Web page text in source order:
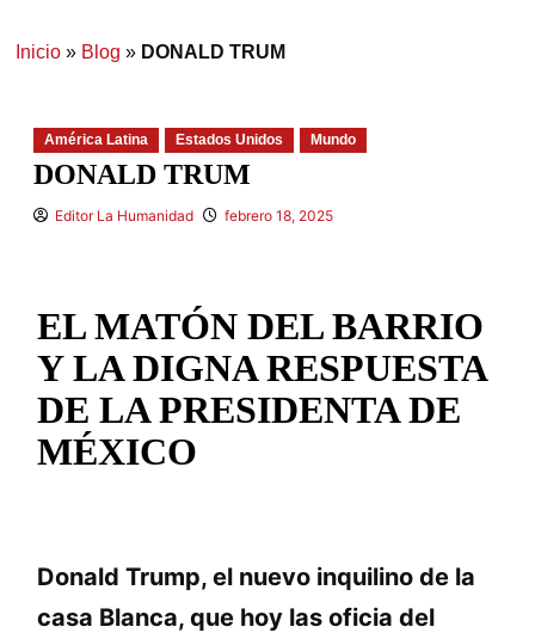
Inicio» Blog » DONALD TRUM
América Latina Estados Unidos Mundo
DONALD TRUM
Editor La Humanidad febrero 18, 2025
EL MATÓN DEL BARRIO
Y LA DIGNA RESPUESTA
DE LA PRESIDENTA DE
MÉXICO
Donald Trump, el nuevo inquilino de la
casa Blanca, que hoy las oficia del